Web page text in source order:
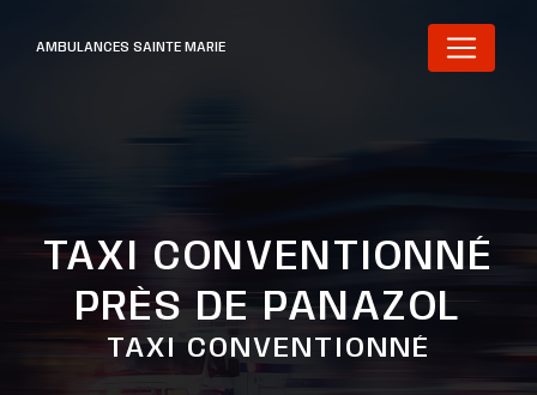
AMBULANCES SAINTE MARIE
TAXI CONVENTIONNÉ
PRÈS DE PANAZOL
TAXI CONVENTIONNÉ